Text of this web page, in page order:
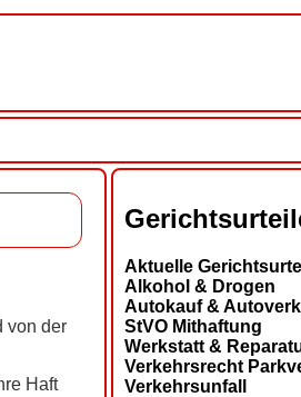
von der
Haft
Aktuelle
Alkohol & Drogen
Autokauf &
StVO Mithaftung
Werkstatt &
Verkehrsrecht
Verkehrsunfall